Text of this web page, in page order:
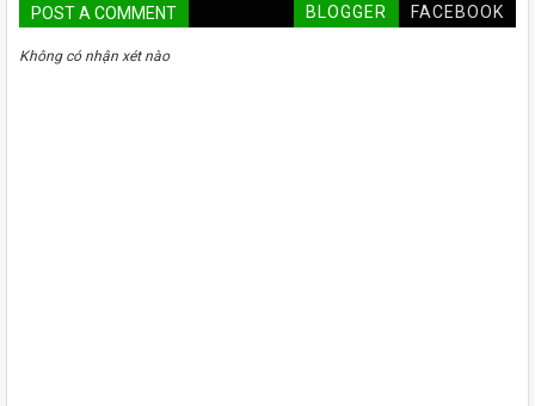
POST A COMMENT BLOGGER FACEBOOK
Không có nhận xét nào